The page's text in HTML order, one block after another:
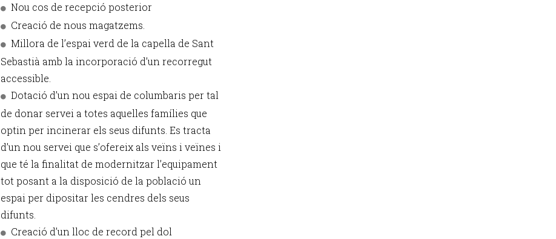
Nou cos de recepció posterior
Creació de nous magatzems.
Millora de l’espai verd de la capella de Sant
Sebastià amb la incorporació d’un recorregut
accessible.
Dotació d’un nou espai de columbaris per tal
de donar servei a totes aquelles famílies que
optin per incinerar els seus difunts. Es tracta
d’un nou servei que s’ofereix als veïns i veïnes i
que té la finalitat de modernitzar l’equipament
tot posant a la disposició de la població un
espai per dipositar les cendres dels seus
difunts.
Creació d’un lloc de record pel dol